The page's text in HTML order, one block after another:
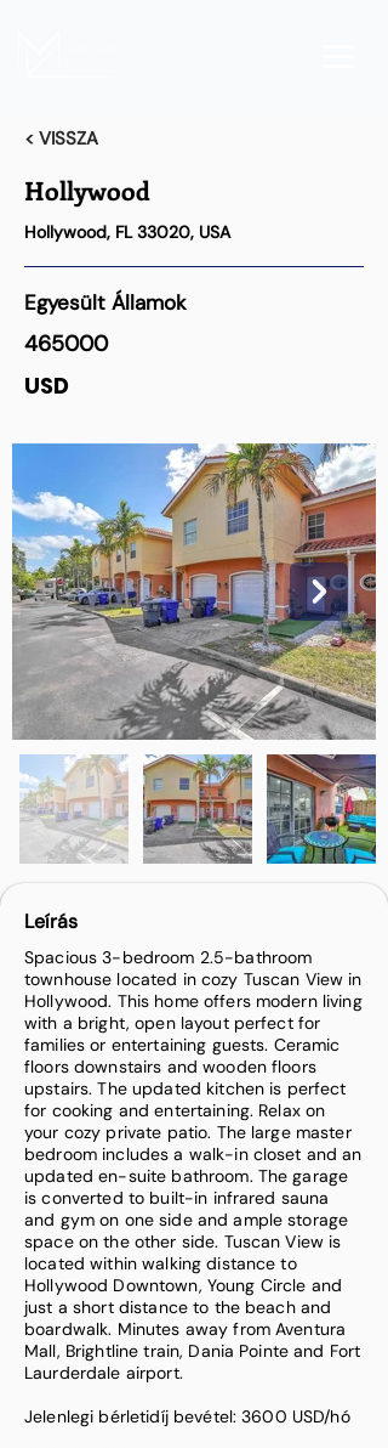
< VISSZA
Hollywood
Hollywood, FL 33020, USA
Egyesült Államok
465000
USD
Leírás
Spacious 3-bedroom 2.5-bathroom
townhouse located in cozy Tuscan View in
Hollywood. This home offers modern living
with a bright, open layout perfect for
families or entertaining guests. Ceramic
floors downstairs and wooden floors
upstairs. The updated kitchen is perfect
for cooking and entertaining. Relax on
your cozy private patio. The large master
bedroom includes a walk-in closet and an
updated en-suite bathroom. The garage
is converted to built-in infrared sauna
and gym on one side and ample storage
space on the other side. Tuscan View is
located within walking distance to
Hollywood Downtown, Young Circle and
just a short distance to the beach and
boardwalk. Minutes away from Aventura
Mall, Brightline train, Dania Pointe and Fort
Laurderdale airport.
Jelenlegi bérletidíj bevétel: 3600 USD/hó